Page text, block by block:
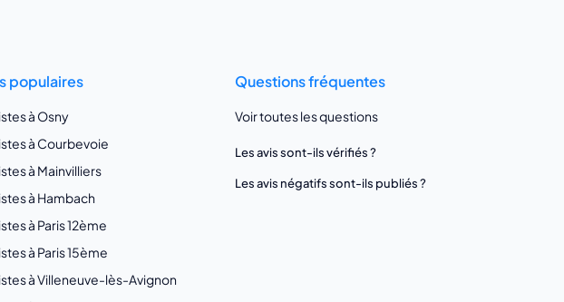
populaires
à Osny
à Courbevoie
à Mainvilliers
à Hambach
à Paris 12ème
à Paris 15ème
à Villeneuve-lès-Avignon
Questions fréquentes
Voir toutes les questions
Les avis sont-ils vérifiés ?
Les avis négatifs sont-ils publiés ?